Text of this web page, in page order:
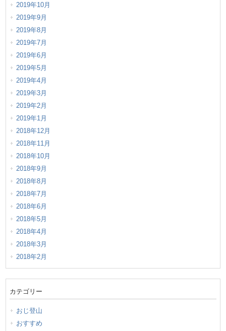
2019年10月
2019年9月
2019年8月
2019年7月
2019年6月
2019年5月
2019年4月
2019年3月
2019年2月
2019年1月
2018年12月
2018年11月
2018年10月
2018年9月
2018年8月
2018年7月
2018年6月
2018年5月
2018年4月
2018年3月
2018年2月
カテゴリー
おじ登山
おすすめ